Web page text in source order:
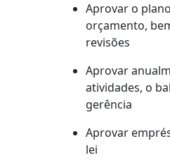
Aprovar o
orçamento,
revisões
Aprovar
atividades, o
gerência
Aprovar
lei